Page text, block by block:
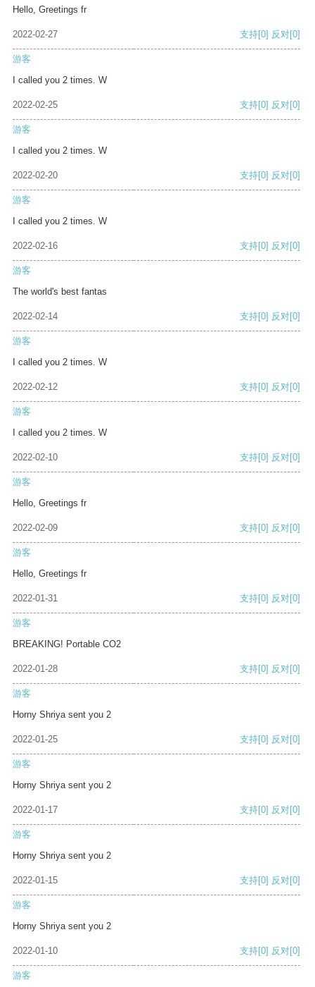
Hello, Greetings fr
2022-02-27 支持[0] 反对[0]
游客
I called you 2 times. W
2022-02-25 支持[0] 反对[0]
游客
I called you 2 times. W
2022-02-20 支持[0] 反对[0]
游客
I called you 2 times. W
2022-02-16 支持[0] 反对[0]
游客
The world's best fantas
2022-02-14 支持[0] 反对[0]
游客
I called you 2 times. W
2022-02-12 支持[0] 反对[0]
游客
I called you 2 times. W
2022-02-10 支持[0] 反对[0]
游客
Hello, Greetings fr
2022-02-09 支持[0] 反对[0]
游客
Hello, Greetings fr
2022-01-31 支持[0] 反对[0]
游客
BREAKING! Portable CO2
2022-01-28 支持[0] 反对[0]
游客
Horny Shriya sent you 2
2022-01-25 支持[0] 反对[0]
游客
Horny Shriya sent you 2
2022-01-17 支持[0] 反对[0]
游客
Horny Shriya sent you 2
2022-01-15 支持[0] 反对[0]
游客
Horny Shriya sent you 2
2022-01-10 支持[0] 反对[0]
游客